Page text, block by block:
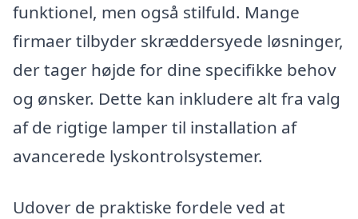
funktionel, men også stilfuld. Mange
firmaer tilbyder skræddersyede løsninger,
der tager højde for dine specifikke behov
og ønsker. Dette kan inkludere alt fra valg
af de rigtige lamper til installation af
avancerede lyskontrolsystemer.
Udover de praktiske fordele ved at